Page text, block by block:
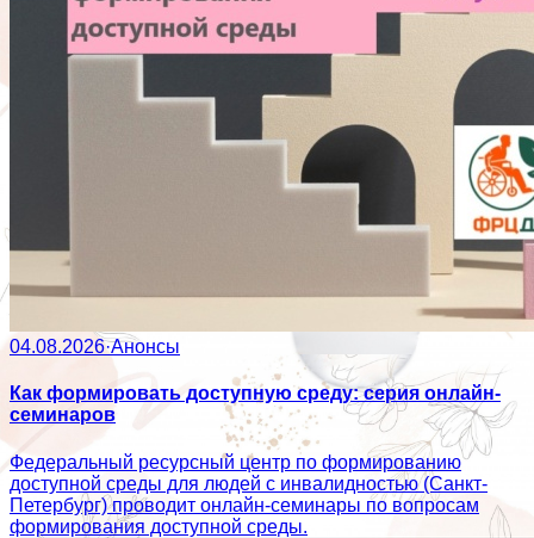
04.08.2026·Анонсы
Как формировать доступную среду: серия онлайн-
семинаров
Федеральный ресурсный центр по формированию
доступной среды для людей с инвалидностью (Санкт-
Петербург) проводит онлайн-семинары по вопросам
формирования доступной среды.